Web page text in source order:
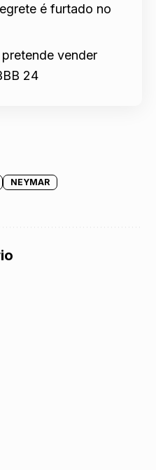
é furtado no
vender
24
NEYMAR